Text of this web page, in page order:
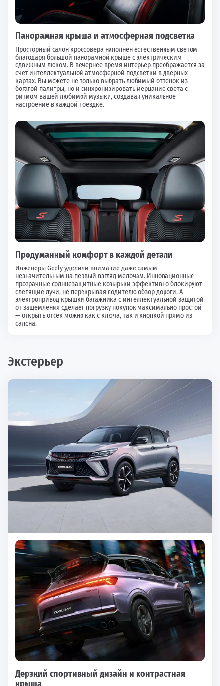
Панорамная крыша и атмосферная подсветка
Просторный салон кроссовера наполнен естественным светом
благодаря большой панорамной крыше с электрическим
сдвижным люком. В вечернее время интерьер преображается за
счет интеллектуальной атмосферной подсветки в дверных
картах. Вы можете не только выбрать любимый оттенок из
богатой палитры, но и синхронизировать мерцание света с
ритмом вашей любимой музыки, создавая уникальное
настроение в каждой поездке.
Продуманный комфорт в каждой детали
Инженеры Geely уделили внимание даже самым
незначительным на первый взгляд мелочам. Инновационные
прозрачные солнцезащитные козырьки эффективно блокируют
слепящие лучи, не перекрывая водителю обзор дороги. А
электропривод крышки багажника с интеллектуальной защитой
от защемления сделает погрузку покупок максимально простой
— открыть отсек можно как с ключа, так и кнопкой прямо из
салона.
Экстерьер
Дерзкий спортивный дизайн и контрастная
крыша